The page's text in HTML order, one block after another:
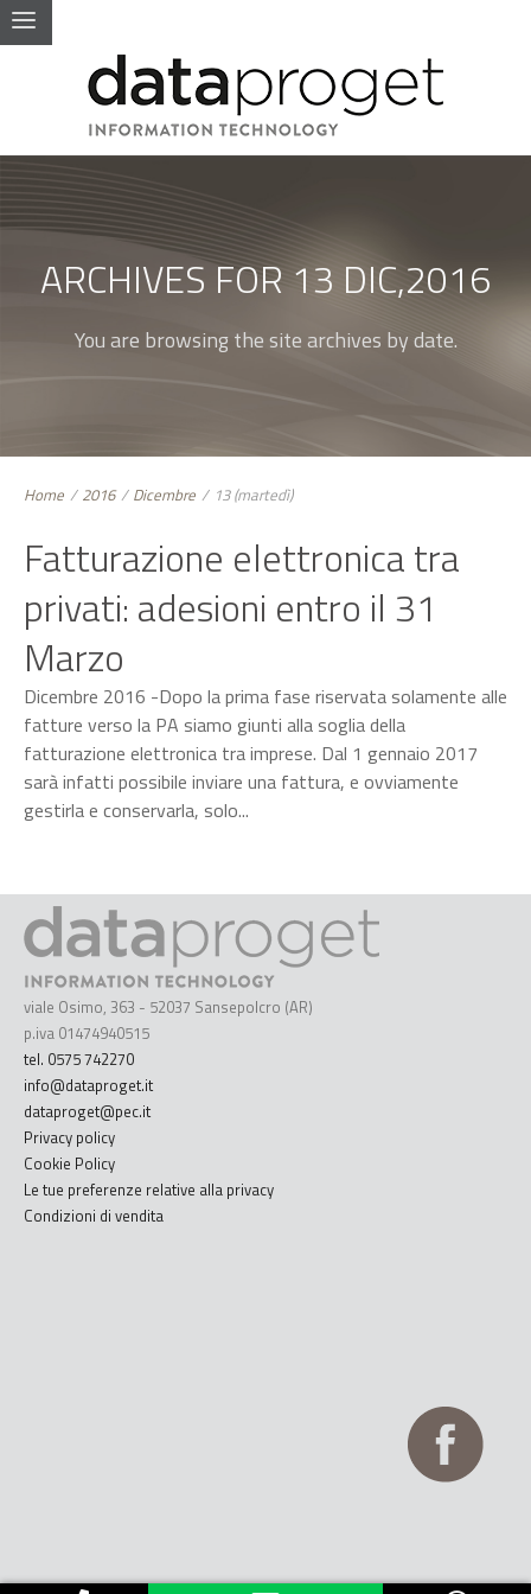
ARCHIVES FOR 13 DIC,2016
You are browsing the site archives by date.
Home / 2016 / Dicembre / 13 (martedì)
Fatturazione elettronica tra
privati: adesioni entro il 31
Marzo
Dicembre 2016 -Dopo la prima fase riservata solamente alle
fatture verso la PA siamo giunti alla soglia della
fatturazione elettronica tra imprese. Dal 1 gennaio 2017
sarà infatti possibile inviare una fattura, e ovviamente
gestirla e conservarla, solo...
viale Osimo, 363 - 52037 Sansepolcro (AR)
p.iva 01474940515
tel. 0575 742270
info@dataproget.it
dataproget@pec.it
Privacy policy
Cookie Policy
Le tue preferenze relative alla privacy
Condizioni di vendita